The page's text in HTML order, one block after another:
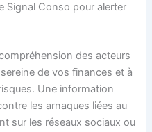
Signal Conso pour alerter
des acteurs
de vos finances et à
Une information
les arnaques liées au
sur les réseaux sociaux ou